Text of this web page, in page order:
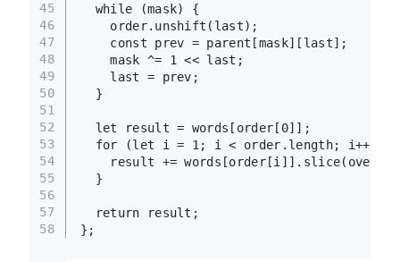
45
46
47
48
49
50
51
52
53
54
55
56
57
58
while (mask) {
    order.
unshift (last);
const prev = parent[mask][last];
    mask ^=
1
<< last;
    last = prev;
  }
let result = words[order[ 0]];
for (let i = 1 ; i < order. length; i++) {
    result += words[order[i]].
slice
  }
return result;
};